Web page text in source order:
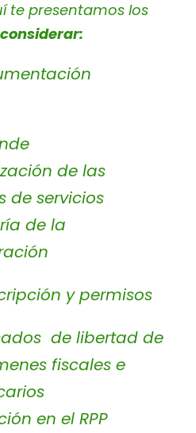
te presentamos los
de las
de servicios
de la
y permisos
de libertad de
fiscales e
en el RPP